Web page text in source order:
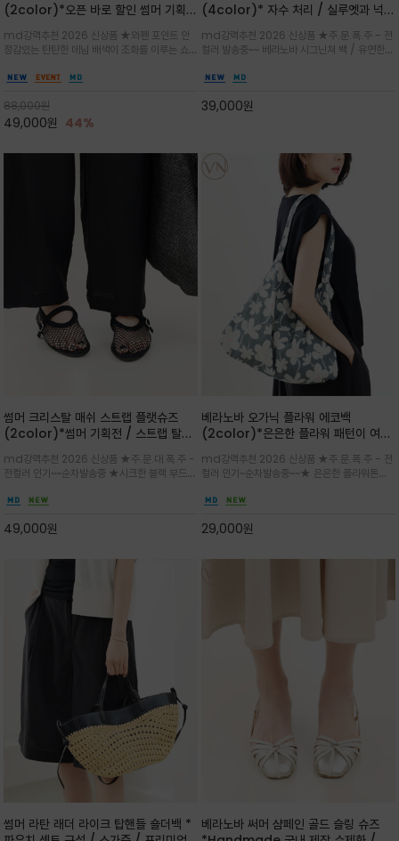
(2color)*오픈 바로 할인 썸머 기획
말 모임룩, 여행룩까지 ~
md강력추천 2026 신상품 ★와펜 포인트 안
정감있는 탄탄한 데님 배색이 조화를 이루는 쇼
클래식한 네이비·아이보리 스트라이프와 산뜻한
88,000원
49,000원 44%
(4color)* 자수 처리 / 실루엣과 넉넉
셜 숄더백
md강력추천 2026 신상품 ★주.문.폭.주 - 전
컬러 발송중~~ 베라노바 시그닌쳐 백 / 유연한
설계로 어깨의 피로도를 낮춰 편안한 착용/가볍
리 숄더백
39,000원
썸머 크리스탈 매쉬 스트랩 플랫슈즈
(2color)*썸머 기획전 / 스트랩 탈착
세한 메쉬 짜임 위로 은은하게 반짝이는
크리스탈 디테일을 더한 플랫슈즈
md강력추천 2026 신상품 ★주.문.대.폭.주 -
전컬러 인기~~순차발송중 ★시크한 블랙 부드러
하게 좋으며 가볍고 시원해 데일리 만능 아이템 /
49,000원
베라노바 오가닉 플라워 에코백
(2color)*은은한 플라워 패턴이 여름
코백
md강력추천 2026 신상품 ★주.문.폭.주 - 전
컬러 인기~순차발송중~~★ 은은한 플라워톤이
고급스럽게 내추럴한 감성의 천연 오가닉 코튼소
해져 완성
29,000원
썸머 라탄 래더 라이크 탑핸들 숄더백 *
베라노바 써머 샴페인 골드 슬링 슈즈